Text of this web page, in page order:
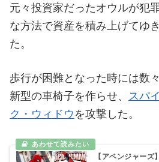
元々投資家だったオウルが犯
な方法で資産を積み上げてゆ
た。
歩行が困難となった時には数
新型の車椅子を作らせ、 スパ
ク・ウィドウ を攻撃した。
【アベンジャーズ